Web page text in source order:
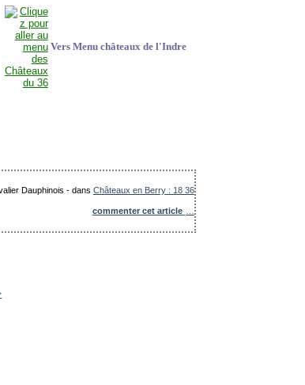
Vers Menu châteaux de l'Indre
Dauphinois -dans Châteaux en Berry : 18 36
commenter cet article